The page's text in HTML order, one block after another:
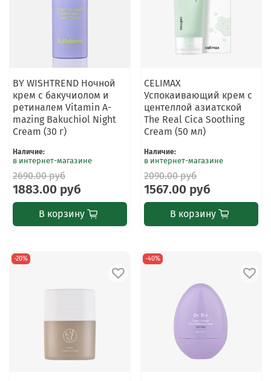
BY WISHTREND Ночной
крем с бакучиолом и
ретиналем Vitamin A-
mazing Bakuchiol Night
Cream (30 г)
Наличие:
в интернет-магазине
2690.00 руб
1883.00 руб
В корзину
CELIMAX
Успокаивающий крем с
центеллой азиатской
The Real Cica Soothing
Cream (50 мл)
Наличие:
в интернет-магазине
2090.00 руб
1567.00 руб
В корзину
-20% -40%